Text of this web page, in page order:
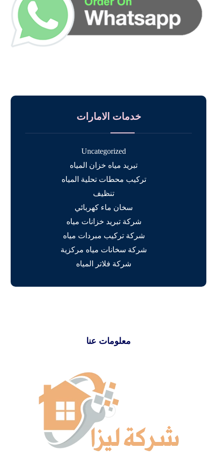
خدمات الامارات
Uncategorized
تبريد مياه خزان المياه
تركيب محطات تحلية المياه
تنظيف
سخان ماء كهربائي
شركة تبريد خزانات مياه
شركة تركيب مبردات مياه
شركة سخانات مياه مركزية
شركة فلاتر المياه
معلومات عنا